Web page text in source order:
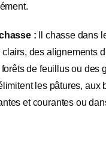
:
Il chasse dans
clairs, des alignements
forêts de feuillus ou des
les pâtures, aux
et courantes ou